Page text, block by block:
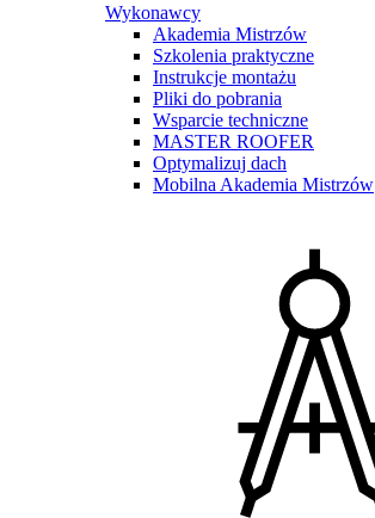
Wykonawcy
Akademia Mistrzów
Szkolenia praktyczne
Instrukcje montażu
Pliki do pobrania
Wsparcie techniczne
MASTER ROOFER
Optymalizuj dach
Mobilna Akademia Mistrzów